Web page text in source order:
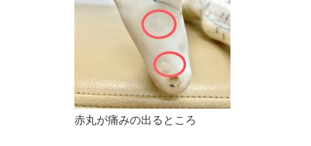
赤丸が痛みの出るところ